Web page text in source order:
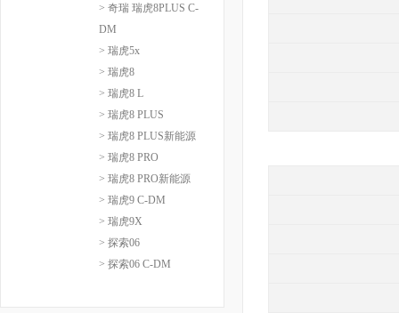
> 奇瑞 瑞虎8PLUS C-
DM
> 瑞虎5x
> 瑞虎8
> 瑞虎8 L
> 瑞虎8 PLUS
> 瑞虎8 PLUS新能源
> 瑞虎8 PRO
> 瑞虎8 PRO新能源
> 瑞虎9 C-DM
> 瑞虎9X
> 探索06
> 探索06 C-DM